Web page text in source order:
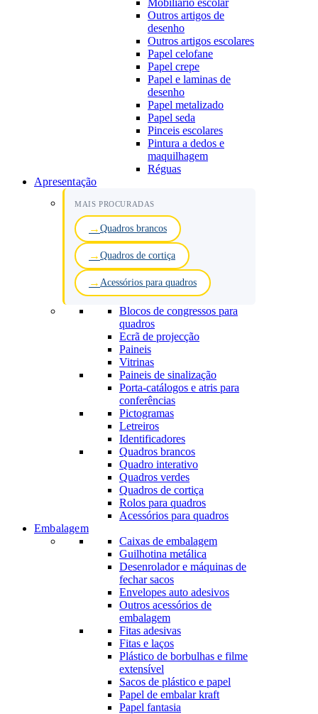
Outros artigos de
desenho
Outros artigos escolares
Papel celofane
Papel crepe
Papel e laminas de
desenho
Papel metalizado
Papel seda
Pinceis escolares
Pintura a dedos e
maquilhagem
Réguas
Apresentação
MAIS PROCURADAS
Quadros brancos
Quadros de cortiça
Acessórios para quadros
Blocos de congressos para
quadros
Ecrã de projecção
Paineis
Vitrinas
Paineis de sinalização
Porta-catálogos e atris para
conferências
Pictogramas
Letreiros
Identificadores
Quadros brancos
Quadro interativo
Quadros verdes
Quadros de cortiça
Rolos para quadros
Acessórios para quadros
Embalagem
Caixas de embalagem
Guilhotina metálica
Desenrolador e máquinas de
fechar sacos
Envelopes auto adesivos
Outros acessórios de
embalagem
Fitas adesivas
Fitas e laços
Plástico de borbulhas e filme
extensível
Sacos de plástico e papel
Papel de embalar kraft
Papel fantasia